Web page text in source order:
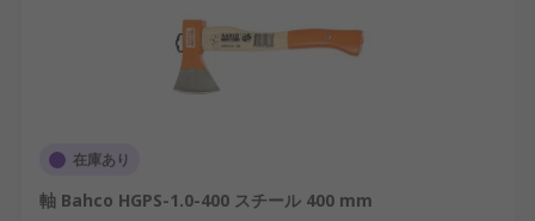
在庫あり
軸 Bahco HGPS-1.0-400 スチール 400 mm